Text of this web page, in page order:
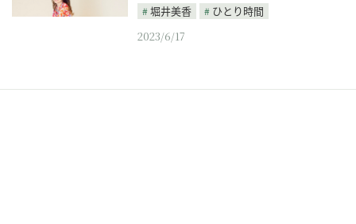
堀井美香
ひとり時間
2023/6/17